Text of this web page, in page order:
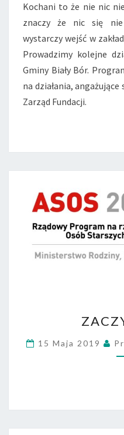
Kochani to że nie nic
znaczy że nic się nie
wystarczy wejść w
Prowadzimy kolejne
Gminy Biały Bór.
na działania,
Zarząd Fundacji.
15 Maja 2019